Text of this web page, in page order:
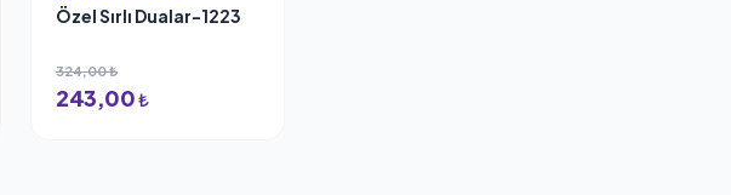
Özel Sırlı Dualar-1223
324,00 ₺
243,00₺